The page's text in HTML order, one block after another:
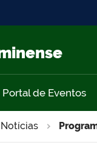
Portal de Eventos
Notícias